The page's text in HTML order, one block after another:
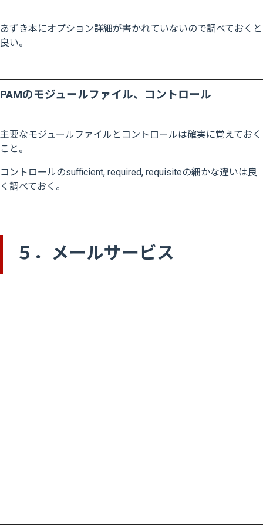
あずき本にオプション詳細が書かれていないので調べておくと
良い。
PAMのモジュールファイル、コントロール
主要なモジュールファイルとコントロールは確実に覚えておく
こと。
コントロールのsufficient, required, requisiteの細かな違いは良
く調べておく。
５．メールサービス